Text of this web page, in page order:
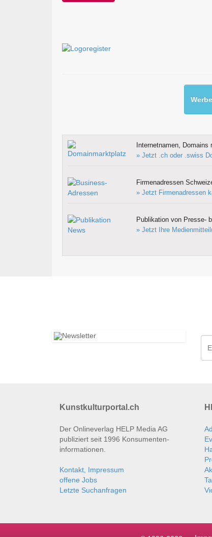
Internetnamen, Domains
» Jetzt .ch oder .swiss
Firmenadressen
» Jetzt Firmenadressen
Publikation von Presse-
» Jetzt Ihre
Kunstkulturportal.ch
Der Onlineverlag HELP Media AG
publiziert seit 1996 Konsumenten­
informationen.
Kontakt, Impressum
offene Jobs
Letzte Suchanfragen